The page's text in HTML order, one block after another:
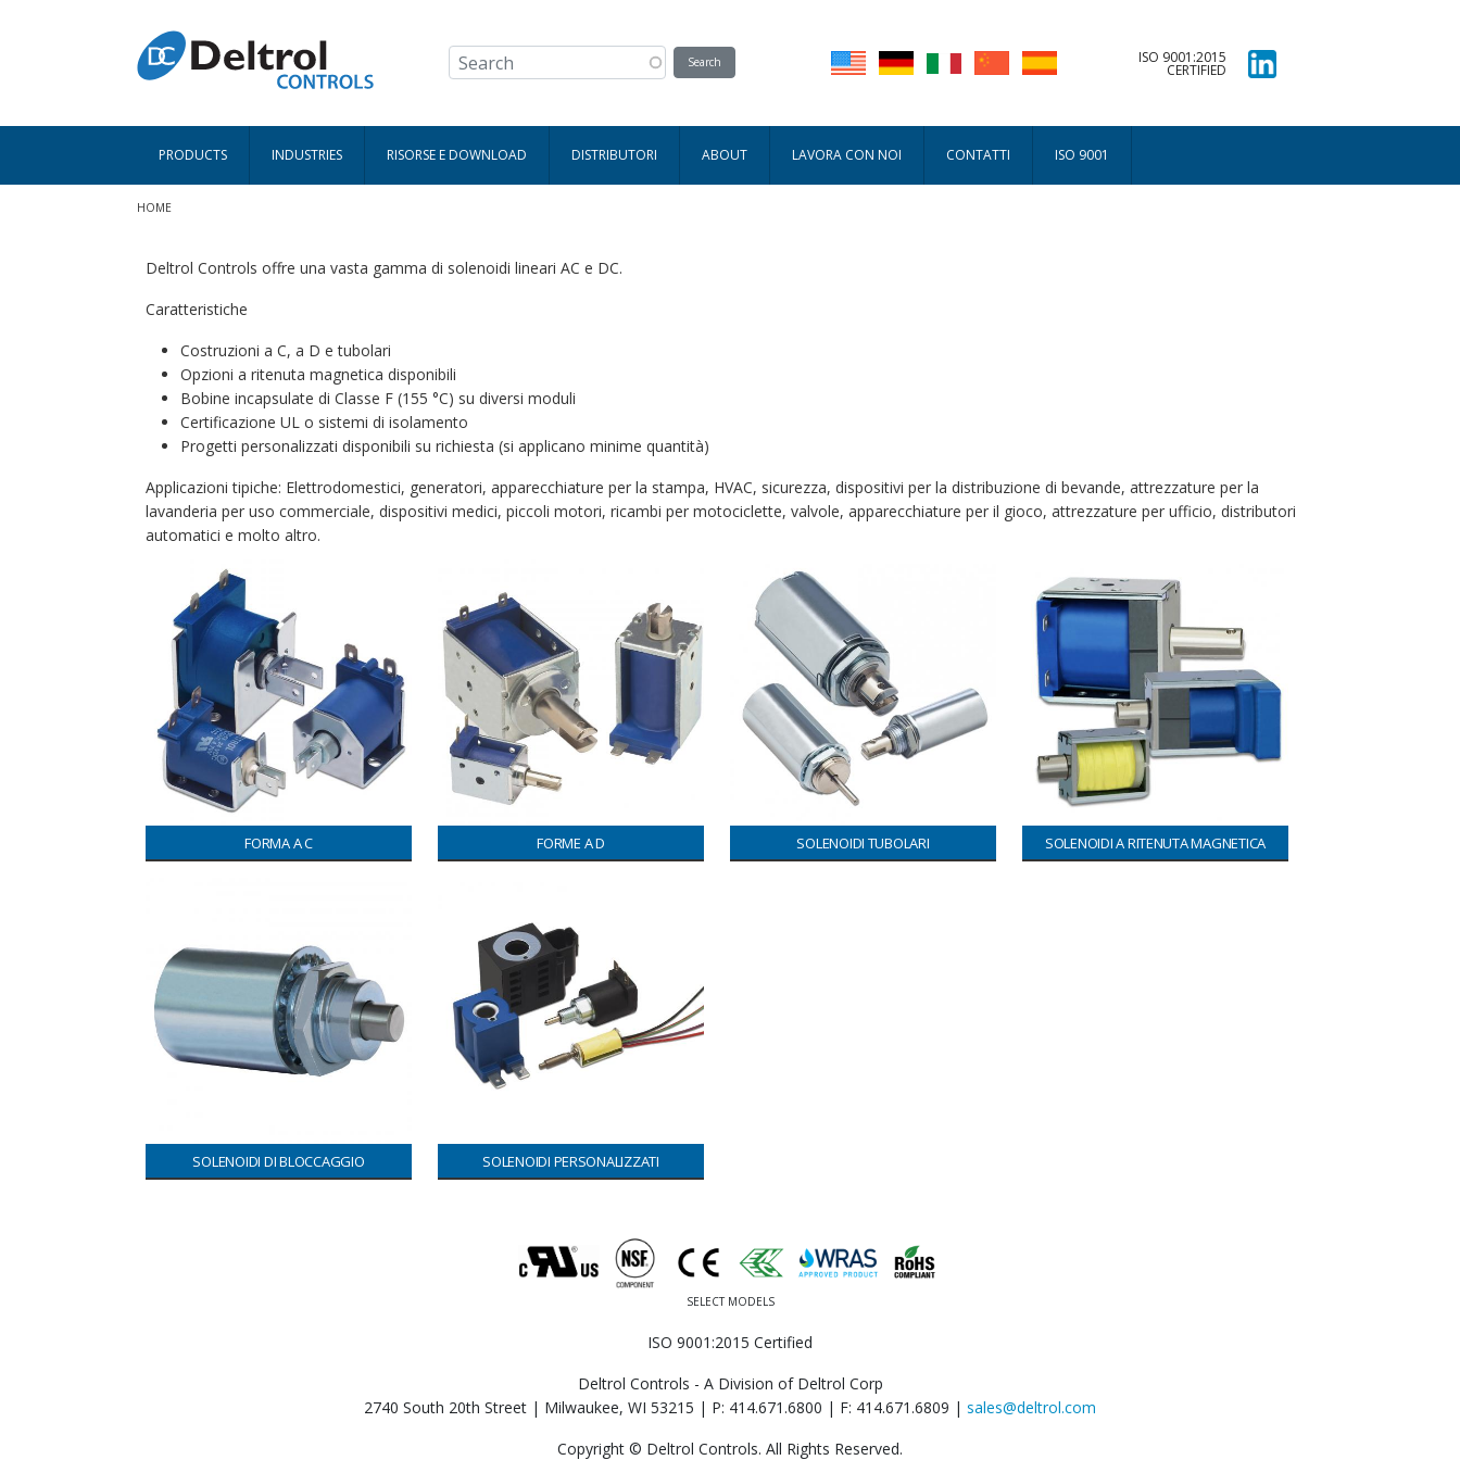
ISO 9001:2015
CERTIFIED
PRODUCTS INDUSTRIES RISORSE E DOWNLOAD DISTRIBUTORI ABOUT LAVORA CON NOI CONTATTI ISO 9001
Briciole di pane
HOME
Deltrol Controls offre una vasta gamma di solenoidi lineari AC e DC.
Caratteristiche
Costruzioni a C, a D e tubolari
Opzioni a ritenuta magnetica disponibili
Bobine incapsulate di Classe F (155 °C) su diversi moduli
Certificazione UL o sistemi di isolamento
Progetti personalizzati disponibili su richiesta (si applicano minime quantità)
Applicazioni tipiche: Elettrodomestici, generatori, apparecchiature per la stampa, HVAC, sicurezza, dispositivi per la distribuzione di bevande, attrezzature per la
lavanderia per uso commerciale, dispositivi medici, piccoli motori, ricambi per motociclette, valvole, apparecchiature per il gioco, attrezzature per ufficio, distributori
automatici e molto altro.
FORMA A C FORME A D SOLENOIDI TUBOLARI SOLENOIDI A RITENUTA MAGNETICA
SOLENOIDI DI BLOCCAGGIO SOLENOIDI PERSONALIZZATI
SELECT MODELS
ISO 9001:2015 Certified
Deltrol Controls - A Division of Deltrol Corp
2740 South 20th Street | Milwaukee, WI 53215 | P: 414.671.6800 | F: 414.671.6809 | sales@deltrol.com
Copyright © Deltrol Controls. All Rights Reserved.